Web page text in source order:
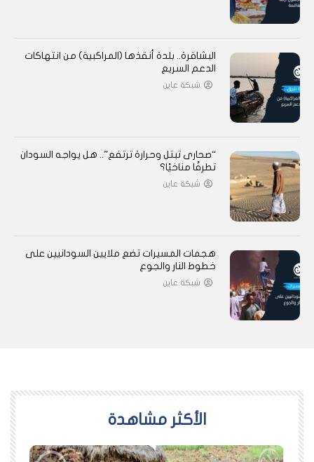
البشاقرة.. بلدة أنقذها (المراكبية) من انتهاكات
الدعم السريع
شبكة عاين
“صحارى تبتل وحرارة ترتفع”.. هل يواجه السودان
تطرفًا مناخيًا؟
شبكة عاين
هجمات المسيرات تضع ملايين السودانيين على
خطوط النار والجوع
شبكة عاين
اﻷكثر مشاهدة